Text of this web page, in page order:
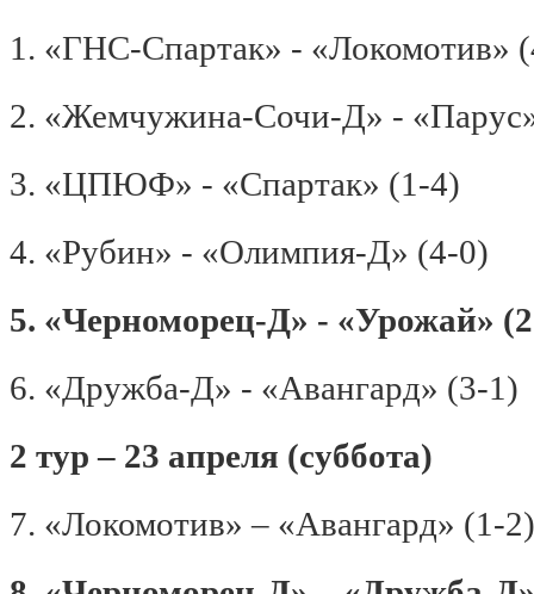
1. «ГНС-Спартак» - «Локомотив»
2. «Жемчужина-Сочи-Д» -
3. «ЦПЮФ» - «Спартак» (1-4)
4. «Рубин» - «Олимпия-Д» (4-0)
5. «Черноморец-Д» - «Урожай»
6. «Дружба-Д» - «Авангард» (3-1)
2 тур – 23 апреля (суббота)
7. «Локомотив» – «Авангард» (1-2)